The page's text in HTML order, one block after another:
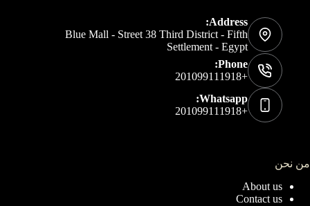
Address:
Blue Mall - Street 38 Third District - Fifth
Settlement - Egypt
Phone:
+201099111918
Whatsapp:
+201099111918
من نحن
About us
Contact us